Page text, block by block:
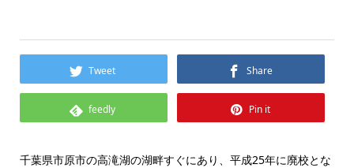
Tweet Share
feedly Pin it
千葉県市原市の高滝湖の湖畔すぐにあり、平成25年に廃校とな